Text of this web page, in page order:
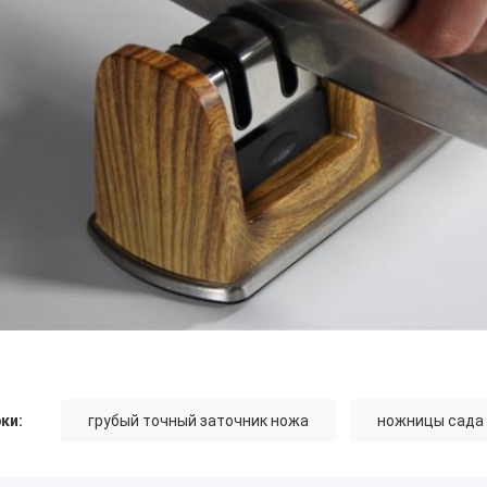
грубый точный заточник ножа ножницы сада